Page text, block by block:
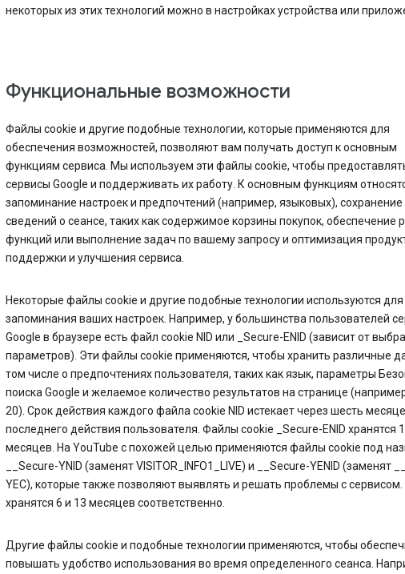
некоторых из этих технологий можно в настройках устройства или
Функциональные возможности
Файлы cookie и другие подобные технологии, которые применяются для
обеспечения возможностей, позволяют вам получать доступ к основным
функциям сервиса. Мы используем эти файлы cookie, чтобы
сервисы Google и поддерживать их работу. К основным функциям
запоминание настроек и предпочтений (например, языковых), сохранение
сведений о сеансе, таких как содержимое корзины покупок, обеспечение
функций или выполнение задач по вашему запросу и оптимизация
поддержки и улучшения сервиса.
Некоторые файлы cookie и другие подобные технологии используются для
запоминания ваших настроек. Например, у большинства пользователей
Google в браузере есть файл cookie NID или _Secure-ENID (зависит от
параметров). Эти файлы cookie применяются, чтобы хранить различные
том числе о предпочтениях пользователя, таких как язык, параметры
поиска Google и желаемое количество результатов на странице
20). Срок действия каждого файла cookie NID истекает через шесть
последнего действия пользователя. Файлы cookie _Secure-ENID хранятся
месяцев. На YouTube с похожей целью применяются файлы cookie под
__Secure-YNID (заменят VISITOR_INFO1_LIVE) и __Secure-YENID (заменят
YEC), которые также позволяют выявлять и решать проблемы с
хранятся 6 и 13 месяцев соответственно.
Другие файлы cookie и подобные технологии применяются, чтобы
повышать удобство использования во время определенного сеанса.